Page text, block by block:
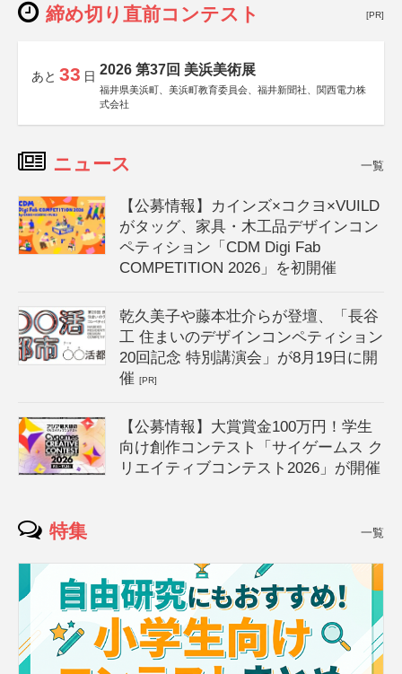
締め切り直前コンテスト [PR]
あと 33 日 2026 第37回 美浜美術展
福井県美浜町、美浜町教育委員会、福井新聞社、関西電力株
式会社
ニュース 一覧
【公募情報】カインズ×コクヨ×VUILD
がタッグ、家具・木工品デザインコン
ペティション「CDM Digi Fab
COMPETITION 2026」を初開催
乾久美子や藤本壮介らが登壇、「長谷
工 住まいのデザインコンペティション
20回記念 特別講演会」が8月19日に開
催[PR]
【公募情報】大賞賞金100万円！学生
向け創作コンテスト「サイゲームス ク
リエイティブコンテスト2026」が開催
特集 一覧